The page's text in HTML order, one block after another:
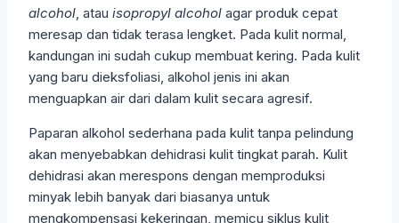
alcohol, atau isopropyl alcohol agar produk cepat
meresap dan tidak terasa lengket. Pada kulit normal,
kandungan ini sudah cukup membuat kering. Pada kulit
yang baru dieksfoliasi, alkohol jenis ini akan
menguapkan air dari dalam kulit secara agresif.
Paparan alkohol sederhana pada kulit tanpa pelindung
akan menyebabkan dehidrasi kulit tingkat parah. Kulit
dehidrasi akan merespons dengan memproduksi
minyak lebih banyak dari biasanya untuk
mengkompensasi kekeringan, memicu siklus kulit